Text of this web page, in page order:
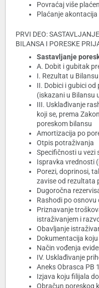
Povraćaj više
Plaćanje
PRVI DEO:
BILANSA I PORESKE
Sastavljanje
A. Dobit i gubitak
I. Rezultat u
II. Dobici i gubici
(iskazani u Bilansu
III. Usklađivanje
koji se, prema
poreskom bilansu
Amortizacija po
Otpis potraživanja
Specifičnosti u vezi
Ispravka vrednosti
Porezi, doprinosi,
zavise od rezultata
Dugoročna
Rashodi po osnovu
Priznavanje
istraživanjem i
Obavljanje
Dokumentacija
Način vođenja
IV. Usklađivanje
Aneks Obrasca PB 1
Izjava koju filijala
Obračun poreskog